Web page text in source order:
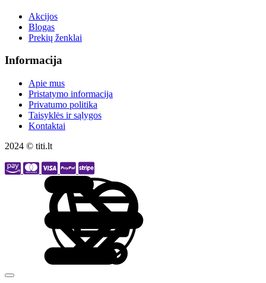
Akcijos
Blogas
Prekių ženklai
Informacija
Apie mus
Pristatymo informacija
Privatumo politika
Taisyklės ir sąlygos
Kontaktai
2024 © titi.lt